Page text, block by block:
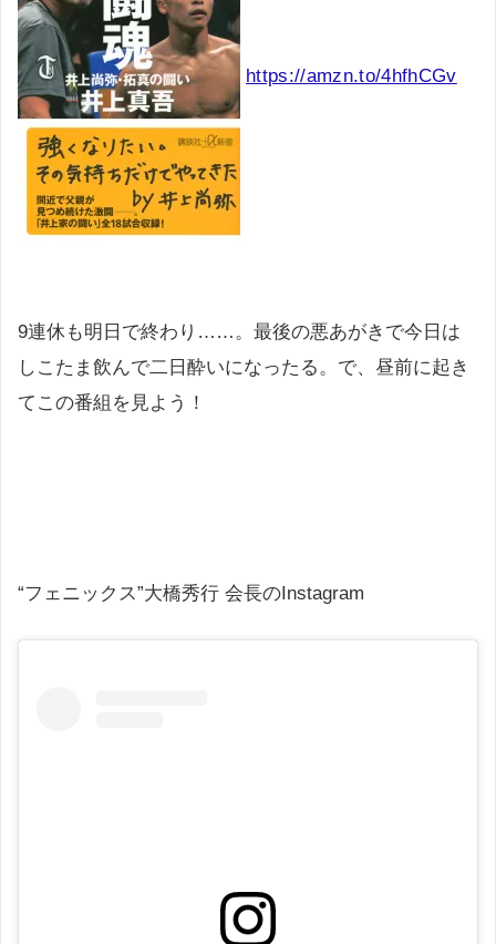
https://amzn.to/4hfhCGv
9連休も明日で終わり……。最後の悪あがきで今日は
しこたま飲んで二日酔いになったる。で、昼前に起き
てこの番組を見よう！
“フェニックス”大橋秀行 会長のInstagram